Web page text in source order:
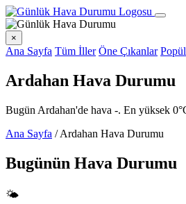
×
Ana Sayfa Tüm İller Öne Çıkanlar
Ardahan Hava Durumu
Bugün Ardahan'de hava -. En yüksek
Ana Sayfa /Ardahan Hava Durumu
Bugünün Hava Durumu
🌤️